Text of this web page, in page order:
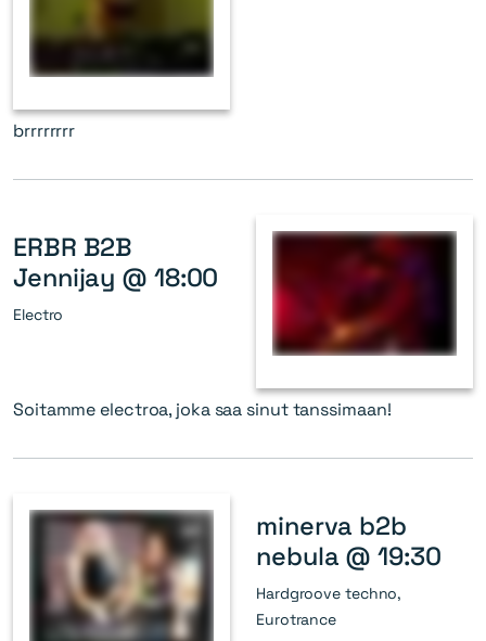
brrrrrrrr
ERBR B2B
Jennijay @ 18:00
Electro
Soitamme electroa, joka saa sinut tanssimaan!
minerva b2b
nebula @ 19:30
Hardgroove techno,
Eurotrance